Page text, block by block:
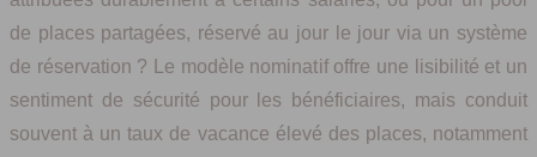
de places partagées, réservé au jour le jour via un système
de réservation ? Le modèle nominatif offre une lisibilité et un
sentiment de sécurité pour les bénéficiaires, mais conduit
souvent à un taux de vacance élevé des places, notamment